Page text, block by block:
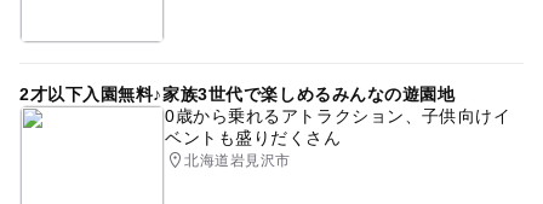
2才以下入園無料♪家族3世代で楽しめるみんなの遊園地
0歳から乗れるアトラクション、子供向けイ
ベントも盛りだくさん
北海道岩見沢市